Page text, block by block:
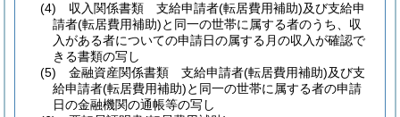
(4)
収入関係書類 支給申請者(転居費用補助)及び支給申
請者(転居費用補助)と同一の世帯に属する者のうち、収
入がある者についての申請日の属する月の収入が確認で
きる書類の写し
(5)
金融資産関係書類 支給申請者(転居費用補助)及び支
給申請者(転居費用補助)と同一の世帯に属する者の申請
日の金融機関の通帳等の写し